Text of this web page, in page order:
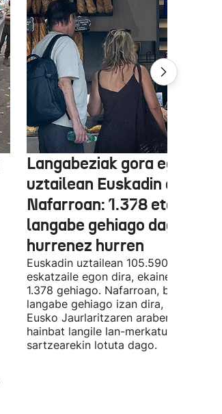
Langabeziak gora egin du
uztailean Euskadin eta
Nafarroan: 1.378 eta 534
langabe gehiago dago,
hurrenez hurren
Euskadin uztailean 105.590 enplegu-
eskatzaile egon dira, ekainean baino
1.378 gehiago. Nafarroan, berriz, 534
langabe gehiago izan dira, 28.843.
Eusko Jaurlaritzaren arabera, datu
hainbat langile lan-merkatuan
sartzearekin lotuta dago.